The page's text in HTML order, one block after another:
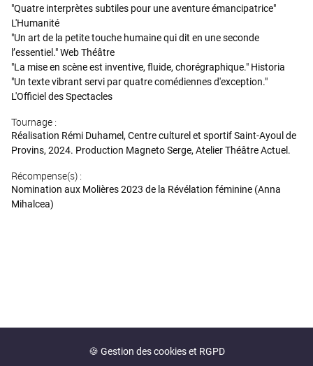
"Quatre interprètes subtiles pour une aventure émancipatrice"
L'Humanité
"Un art de la petite touche humaine qui dit en une seconde
l’essentiel." Web Théâtre
"La mise en scène est inventive, fluide, chorégraphique." Historia
"Un texte vibrant servi par quatre comédiennes d'exception."
L'Officiel des Spectacles
Tournage :
Réalisation Rémi Duhamel, Centre culturel et sportif Saint-Ayoul de
Provins, 2024. Production Magneto Serge, Atelier Théâtre Actuel.
Récompense(s) :
Nomination aux Molières 2023 de la Révélation féminine (Anna
Mihalcea)
🍪 Gestion des cookies et RGPD